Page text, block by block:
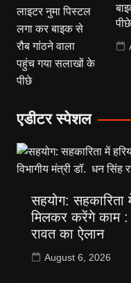
पीछे
एडीटर स्पेशल
सहयोग: सहकारिता
मिलकर करेंगे काम :
रावत का ऐलान
August 6, 2026